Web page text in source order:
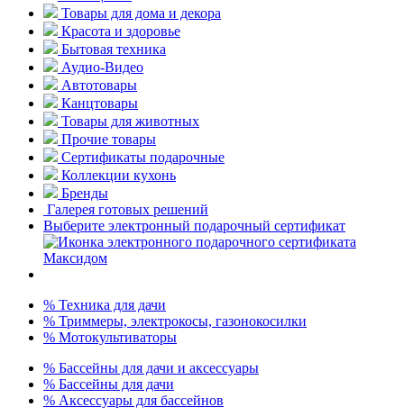
Товары для дома и декора
Красота и здоровье
Бытовая техника
Аудио-Видео
Автотовары
Канцтовары
Товары для животных
Прочие товары
Сертификаты подарочные
Коллекции кухонь
Бренды
Галерея готовых решений
Выберите электронный подарочный сертификат
% Техника для дачи
% Триммеры, электрокосы, газонокосилки
% Мотокультиваторы
% Бассейны для дачи и аксессуары
% Бассейны для дачи
% Аксессуары для бассейнов